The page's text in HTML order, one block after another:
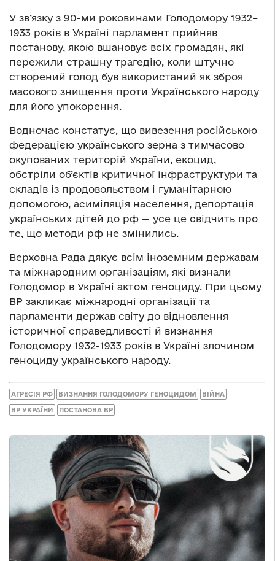
У зв’язку з 90-ми роковинами Голодомору 1932–
1933 років в Україні парламент прийняв
постанову, якою вшановує всіх громадян, які
пережили страшну трагедію, коли штучно
створений голод був використаний як зброя
масового знищення проти Українського народу
для його упокорення.
Водночас констатує, що вивезення російською
федерацією українського зерна з тимчасово
окупованих територій України, екоцид,
обстріли об’єктів критичної інфраструктури та
складів із продовольством і гуманітарною
допомогою, асиміляція населення, депортація
українських дітей до рф — усе це свідчить про
те, що методи рф не змінились.
Верховна Рада дякує всім іноземним державам
та міжнародним організаціям, які визнали
Голодомор в Україні актом геноциду. При цьому
ВР закликає міжнародні організації та
парламенти держав світу до відновлення
історичної справедливості й визнання
Голодомору 1932-1933 років в Україні злочином
геноциду українського народу.
АГРЕСІЯ РФ ВИЗНАННЯ ГОЛОДОМОРУ ГЕНОЦИДОМ ВІЙНА
ВР УКРАЇНИ ПОСТАНОВА ВР